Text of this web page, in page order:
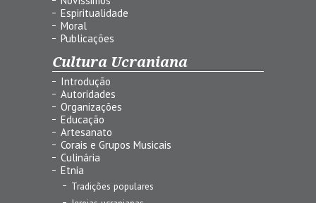
Espiritualidade
Moral
Publicações
Cultura Ucraniana
Introdução
Autoridades
Organizações
Educação
Artesanato
Corais e Grupos Musicais
Culinária
Etnia
Tradições populares